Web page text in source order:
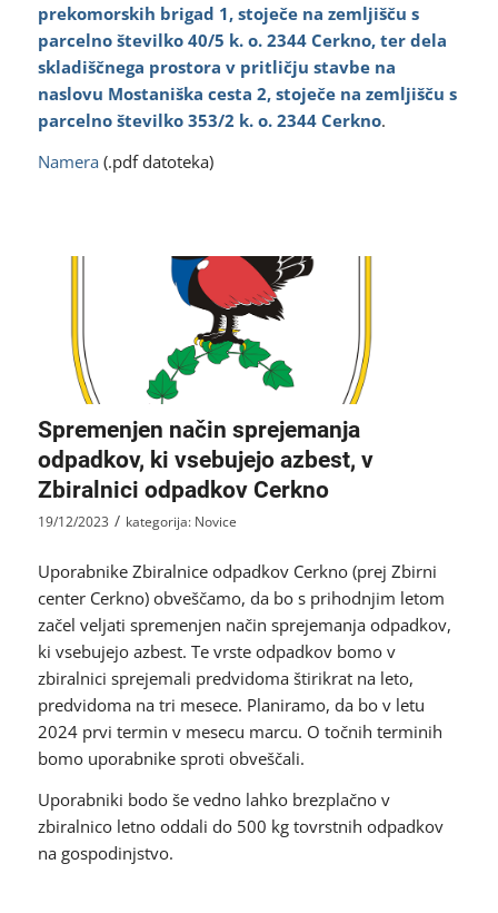
prekomorskih brigad 1, stoječe na zemljišču s
parcelno številko 40/5 k. o. 2344 Cerkno, ter dela
skladiščnega prostora v pritličju stavbe na
naslovu Mostaniška cesta 2, stoječe na zemljišču s
parcelno številko 353/2 k. o. 2344 Cerkno.
Namera (.pdf datoteka)
Spremenjen način sprejemanja
odpadkov, ki vsebujejo azbest, v
Zbiralnici odpadkov Cerkno
19/12/2023 / kategorija: Novice
Uporabnike Zbiralnice odpadkov Cerkno (prej Zbirni
center Cerkno) obveščamo, da bo s prihodnjim letom
začel veljati spremenjen način sprejemanja odpadkov,
ki vsebujejo azbest. Te vrste odpadkov bomo v
zbiralnici sprejemali predvidoma štirikrat na leto,
predvidoma na tri mesece. Planiramo, da bo v letu
2024 prvi termin v mesecu marcu. O točnih terminih
bomo uporabnike sproti obveščali.
Uporabniki bodo še vedno lahko brezplačno v
zbiralnico letno oddali do 500 kg tovrstnih odpadkov
na gospodinjstvo.